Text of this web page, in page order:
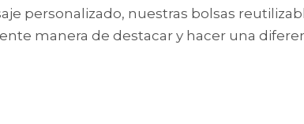
personalizado, nuestras bolsas
manera de destacar y hacer una